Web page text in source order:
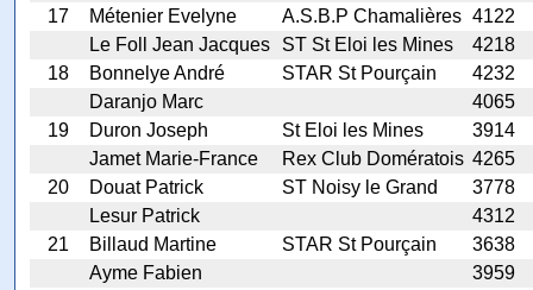
17
Métenier Evelyne A.S.B.P Chamalières 4122
Le Foll Jean Jacques
ST St Eloi les Mines
4218
18
Bonnelye André STAR St Pourçain
4232
Daranjo Marc
4065
19
Duron Joseph St Eloi les Mines
3914
Jamet Marie-France
Rex Club Domératois 4265
20
Douat Patrick ST Noisy le Grand
3778
Lesur Patrick
4312
21
Billaud Martine STAR St Pourçain
3638
Ayme Fabien
3959